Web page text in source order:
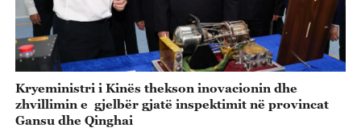
Kryeministri i Kinës thekson inovacionin dhe
zhvillimin e gjelbër gjatë inspektimit në provincat
Gansu dhe Qinghai